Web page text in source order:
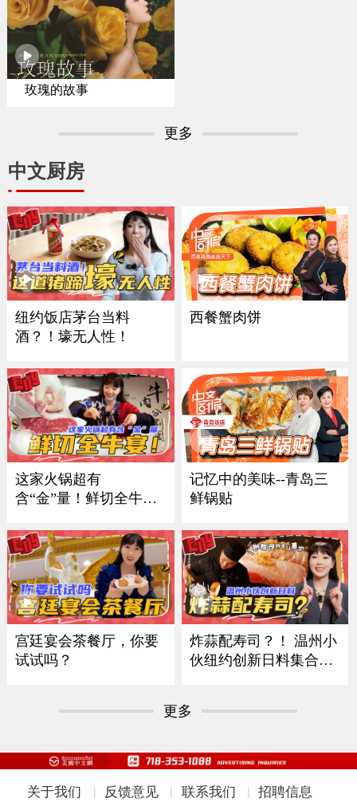
玫瑰的故事
更多
中文厨房
纽约饭店茅台当料
酒？！壕无人性！
西餐蟹肉饼
这家火锅超有
含“金”量！鲜切全牛
记忆中的美味--青岛三
鲜锅贴
宫廷宴会茶餐厅，你要
试试吗？
炸蒜配寿司？！ 温州小
伙纽约创新日料集合多
更多
关于我们 | 反馈意见 | 联系我们 | 招聘信息